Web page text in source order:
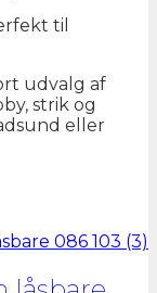
til
udvalg af
strik og
eller